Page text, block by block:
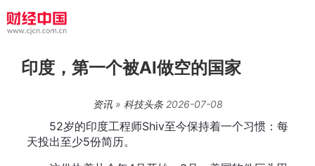
印度，第一个被AI做空的国家
资讯» 科技头条2026-07-08
52岁的印度工程师Shiv至今保持着一个习惯：每
天投出至少5份简历。